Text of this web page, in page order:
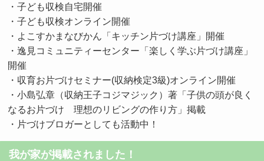
・子ども収検自宅開催
・子ども収検オンライン開催
・よこすかまなびかん「キッチン片づけ講座」開催
・逸見コミュニティーセンター「楽しく学ぶ片づけ講座」
開催
・収育お片づけセミナー(収納検定3級)オンライン開催
・小島弘章（収納王子コジマジック）著「子供の頭が良く
なるお片づけ 理想のリビングの作り方」掲載
・片づけブロガーとしても活動中！
我が家が掲載されました！